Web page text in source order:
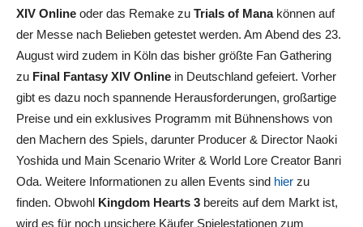
XIV Online oder das Remake zu Trials of Manakönnen auf
der Messe nach Belieben getestet werden. Am Abend des 23.
August wird zudem in Köln das bisher größte Fan Gathering
zu Final Fantasy XIV Online in Deutschland gefeiert. Vorher
gibt es dazu noch spannende Herausforderungen, großartige
Preise und ein exklusives Programm mit Bühnenshows von
den Machern des Spiels, darunter Producer & Director Naoki
Yoshida und Main Scenario Writer & World Lore Creator Banri
Oda. Weitere Informationen zu allen Events sind hier zu
finden. Obwohl Kingdom Hearts 3 bereits auf dem Markt ist,
wird es für noch unsichere Käufer Spielestationen zum